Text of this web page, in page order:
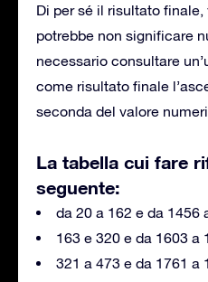
Di per sé il risultato finale,
potrebbe non significare
necessario consultare
come risultato finale
seconda del valore
La tabella cui fare
seguente:
da 20 a 162 e da 1456
163 e 320 e da 1603 a
321 a 473 e da 1761 a